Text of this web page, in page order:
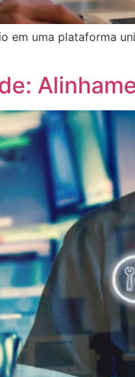
em uma plataforma